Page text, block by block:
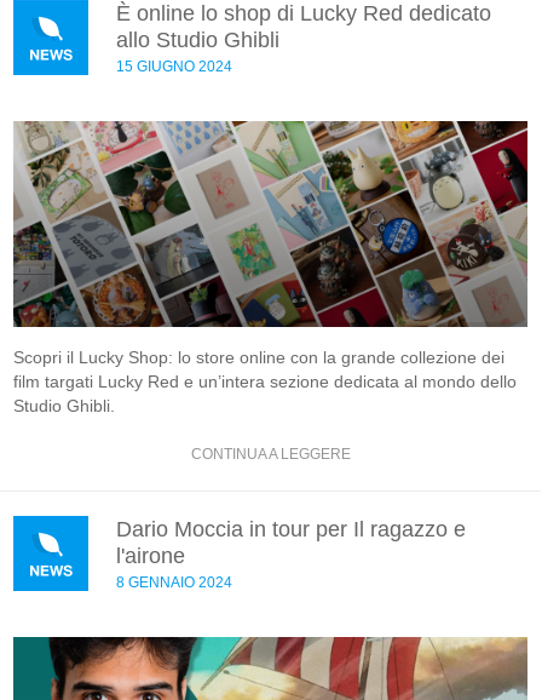
È online lo shop di Lucky Red dedicato
allo Studio Ghibli
15 GIUGNO 2024
Scopri il Lucky Shop: lo store online con la grande collezione dei
film targati Lucky Red e un’intera sezione dedicata al mondo dello
Studio Ghibli.
CONTINUA A LEGGERE
Dario Moccia in tour per Il ragazzo e
l'airone
8 GENNAIO 2024